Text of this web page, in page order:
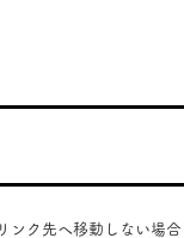
ンク先へ移動しない場